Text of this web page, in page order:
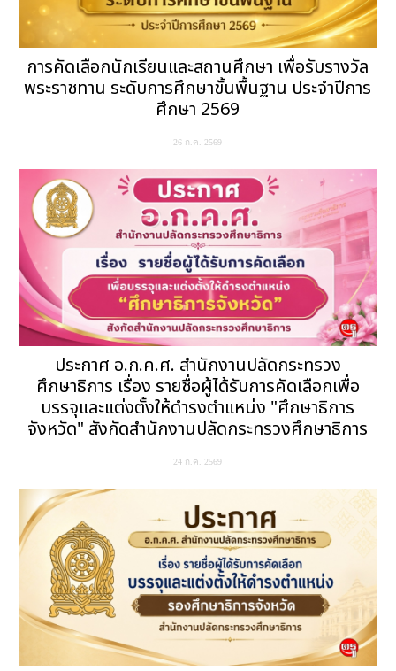
การคัดเลือกนักเรียนและสถานศึกษา เพื่อรับรางวัล
พระราชทาน ระดับการศึกษาขั้นพื้นฐาน ประจำปีการ
ศึกษา 2569
26 ก.ค. 2569
ประกาศ อ.ก.ค.ศ. สำนักงานปลัดกระทรวง
ศึกษาธิการ เรื่อง รายชื่อผู้ได้รับการคัดเลือกเพื่อ
บรรจุและแต่งตั้งให้ดำรงตำแหน่ง "ศึกษาธิการ
จังหวัด" สังกัดสำนักงานปลัดกระทรวงศึกษาธิการ
24 ก.ค. 2569